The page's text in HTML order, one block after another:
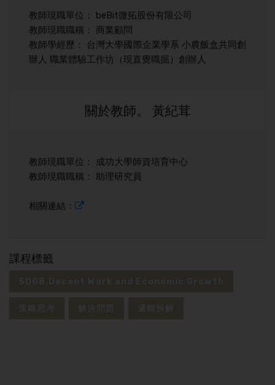
教師現職單位： beBit微拓股份有限公司
教師現職職稱： 商業顧問
教師學經歷： 台灣大學國際企業學系 小農飯盒共同創
辦人 職業體驗工作坊（現直覺職掘）創辦人
關於教師。 黃紀茸
教師現職單位： 成功大學師資培育中心
教師現職職稱： 助理研究員
相關連結：
課程標籤
SDG8.Decent Work and Economic Growth
策略思考